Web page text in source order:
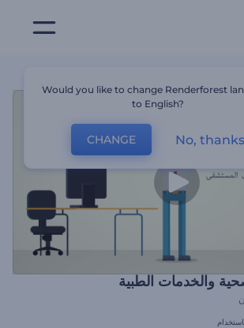
والخدمات الطبية
Would you like to change Renderforest
to English?
CHANGE No, thanks